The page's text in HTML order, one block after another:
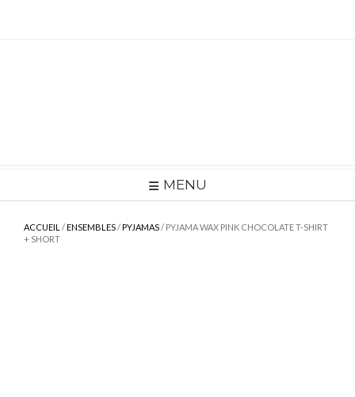
MENU
ACCUEIL /ENSEMBLES/PYJAMAS/ PYJAMA WAX PINK CHOCOLATE T-SHIRT
+ SHORT